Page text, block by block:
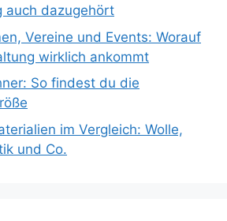
auch dazugehört
Vereine und Events: Worauf
wirklich ankommt
So findest du die
im Vergleich: Wolle,
und Co.